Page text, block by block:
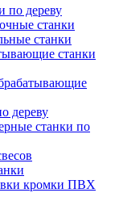
по дереву
станки
станки
станки
дереву
станки по
кромки ПВХ